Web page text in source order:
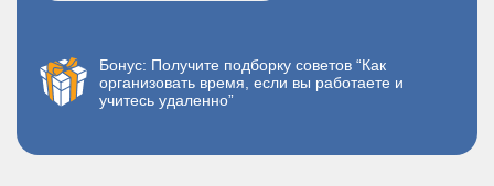
Бонус: Получите подборку советов “Как
организовать время, если вы работаете и
учитесь удаленно”